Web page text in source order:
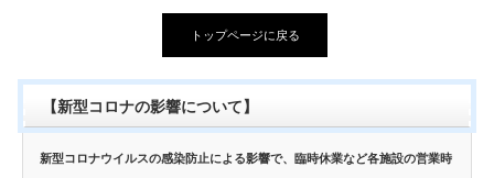
トップページに戻る
【新型コロナの影響について】
新型コロナウイルスの感染防止による影響で、臨時休業など各施設の営業時